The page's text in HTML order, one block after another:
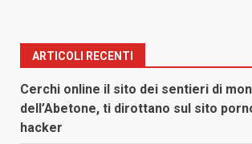
ARTICOLI RECENTI
Cerchi online il sito dei sentieri di
dell’Abetone, ti dirottano sul sito
hacker